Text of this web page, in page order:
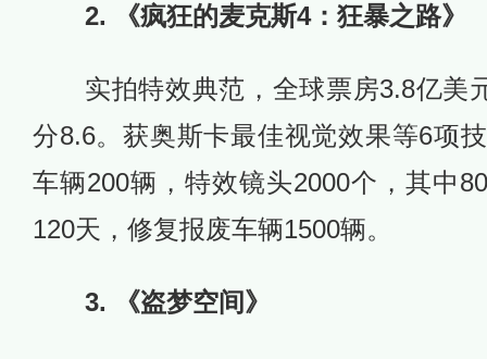
2. 《疯狂的麦克斯4：狂暴之路》
实拍特效典范，全球票房3.8亿美
分8.6。获奥斯卡最佳视觉效果等6项
车辆200辆，特效镜头2000个，其中
120天，修复报废车辆1500辆。
3. 《盗梦空间》